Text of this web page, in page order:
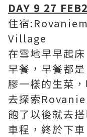
DAY 9 27
住宿
Village
在雪地早早起
早餐，早餐都
膠一樣的生菜
去探索
飽了以後就去
車程，終於下車